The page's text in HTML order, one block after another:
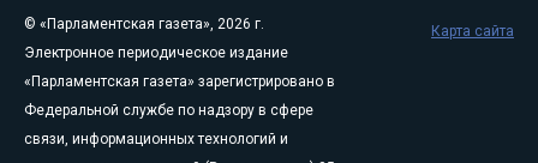
© «Парламентская газета», 2026 г.
Электронное периодическое издание
«Парламентская газета» зарегистрировано в
Федеральной службе по надзору в сфере
связи, информационных технологий и
Карта сайта